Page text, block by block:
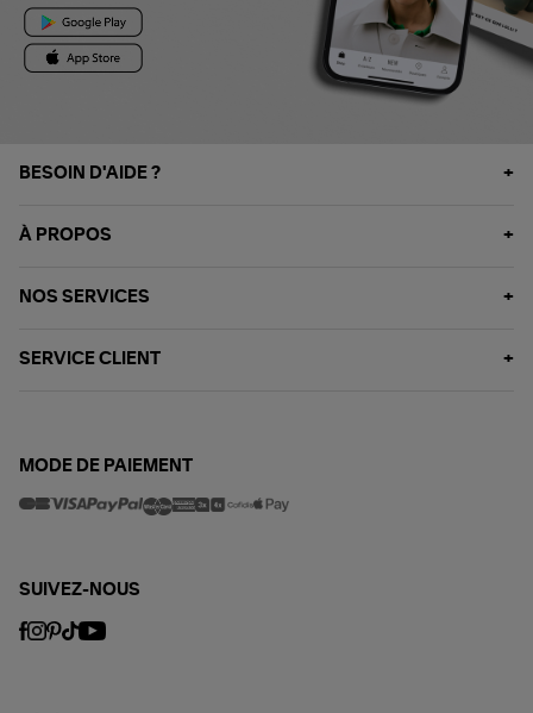
BESOIN D'AIDE ?
À PROPOS
NOS SERVICES
SERVICE CLIENT
MODE DE PAIEMENT
SUIVEZ-NOUS